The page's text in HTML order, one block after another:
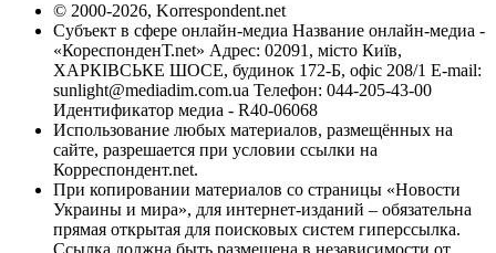
© 2000-2026, Korrespondent.net
Субъект в сфере онлайн-медиа Название онлайн-медиа -
«КореспонденТ.net» Адрес: 02091, місто Київ,
ХАРКІВСЬКЕ ШОСЕ, будинок 172-Б, офіс 208/1 E-mail:
sunlight@mediadim.com.ua Телефон: 044-205-43-00
Идентификатор медиа - R40-06068
Использование любых материалов, размещённых на
сайте, разрешается при условии ссылки на
Корреспондент.net.
При копировании материалов со страницы «Новости
Украины и мира», для интернет-изданий – обязательна
прямая открытая для поисковых систем гиперссылка.